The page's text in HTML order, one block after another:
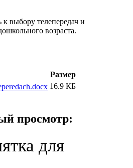
выбору телепередач и
возраста.
Размер
16.9 КБ
просмотр:
для